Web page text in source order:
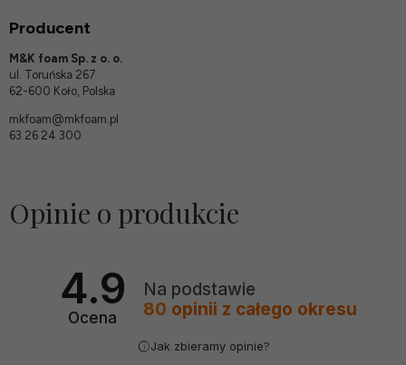
Producent
M&K foam Sp. z o. o.
ul. Toruńska 267
62-600 Koło, Polska
mkfoam@mkfoam.pl
63 26 24 300
Opinie o produkcie
4.9
Ocena
Na podstawie
80 opinii z całego okresu
Jak zbieramy opinie?